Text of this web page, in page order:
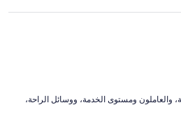
عناصر نالت الإعجاب: ⁦النظافة⁩، و⁦العاملون ومستوى الخدمة⁩، و⁦وسائل الراحة⁩،